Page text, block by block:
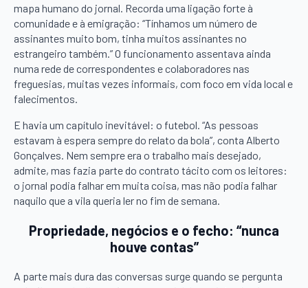
mapa humano do jornal. Recorda uma ligação forte à
comunidade e à emigração: “Tínhamos um número de
assinantes muito bom, tinha muitos assinantes no
estrangeiro também.” O funcionamento assentava ainda
numa rede de correspondentes e colaboradores nas
freguesias, muitas vezes informais, com foco em vida local e
falecimentos.
E havia um capítulo inevitável: o futebol. “As pessoas
estavam à espera sempre do relato da bola”, conta Alberto
Gonçalves. Nem sempre era o trabalho mais desejado,
admite, mas fazia parte do contrato tácito com os leitores:
o jornal podia falhar em muita coisa, mas não podia falhar
naquilo que a vila queria ler no fim de semana.
Propriedade, negócios e o fecho: “nunca
houve contas”
A parte mais dura das conversas surge quando se pergunta